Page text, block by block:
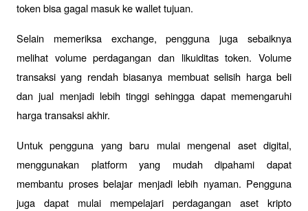
token bisa gagal masuk ke wallet tujuan.
Selain memeriksa exchange, pengguna juga sebaiknya
melihat volume perdagangan dan likuiditas token. Volume
transaksi yang rendah biasanya membuat selisih harga beli
dan jual menjadi lebih tinggi sehingga dapat memengaruhi
harga transaksi akhir.
Untuk pengguna yang baru mulai mengenal aset digital,
menggunakan platform yang mudah dipahami dapat
membantu proses belajar menjadi lebih nyaman. Pengguna
juga dapat mulai mempelajari perdagangan aset kripto